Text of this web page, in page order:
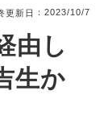
更新日 ：2023/10/7
由し
生か